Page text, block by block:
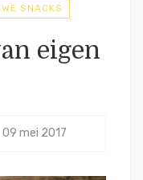
SNACKS
eigen
09 mei 2017